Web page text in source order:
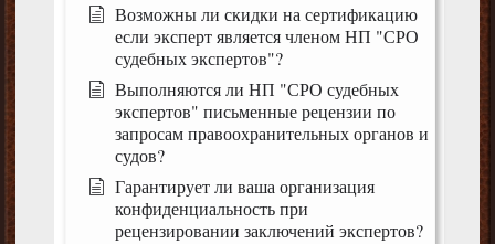
Возможны ли скидки на сертификацию
если эксперт является членом НП "СРО
судебных экспертов"?
Выполняются ли НП "СРО судебных
экспертов" письменные рецензии по
запросам правоохранительных органов и
судов?
Гарантирует ли ваша организация
конфиденциальность при
рецензировании заключений экспертов?